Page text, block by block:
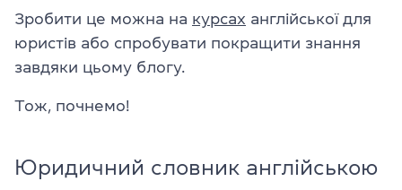
Зробити це можна на курсах англійської для
юристів або спробувати покращити знання
завдяки цьому блогу.
Тож, почнемо!
Юридичний словник англійською